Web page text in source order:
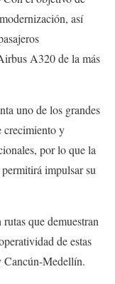
así
A320 de la más
uno de los grandes
crecimiento y
por lo que la
impulsar su
que demuestran
de estas
Cancún-Medellín.